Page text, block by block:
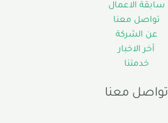
سابقة الاعمال
تواصل معنا
عن الشركة
أخر الاخبار
خدمتنا
تواصل معنا